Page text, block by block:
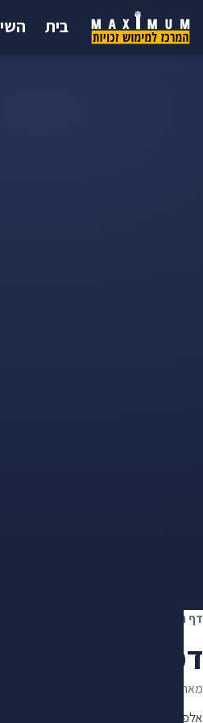
בית
דף הבית
דמי פגיעה
מאת
אלפי תיקים מול חברות הביטוח, קרנות